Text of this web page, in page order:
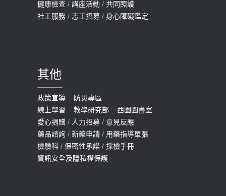
2019-07-09
預約
2022-01-07
114年【公費流感及新冠疫苗】門診
預約
2025-09-30
健康檢查 / 講座活動 / 共同照護
社工服務 / 志工招募 / 身心障礙鑑定
其他
政策宣導
防災專區
線上學習
教學研究部
西園圖書室
愛心捐贈 / 人力招募 / 意見反應
藥品諮詢 / 新藥申請 / 用藥指導單張
檢驗科 / 保密性承諾 / 採檢手冊
資訊安全及隱私權保護